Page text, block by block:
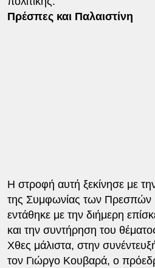
Πρέσπες και Παλαιστίνη
Η στροφή αυτή ξεκίνησε με
της Συμφωνίας των Πρεσπών
εντάθηκε με την διήμερη
και την συντήρηση του
Χθες μάλιστα, στην
τον Γιώργο Κουβαρά, ο